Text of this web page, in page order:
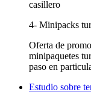
casillero
4‐ Minipacks
Oferta de
minipaquetes
paso en
Estudio sobre